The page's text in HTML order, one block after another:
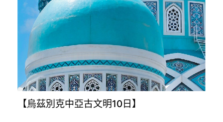
【烏茲別克中亞古文明10日】